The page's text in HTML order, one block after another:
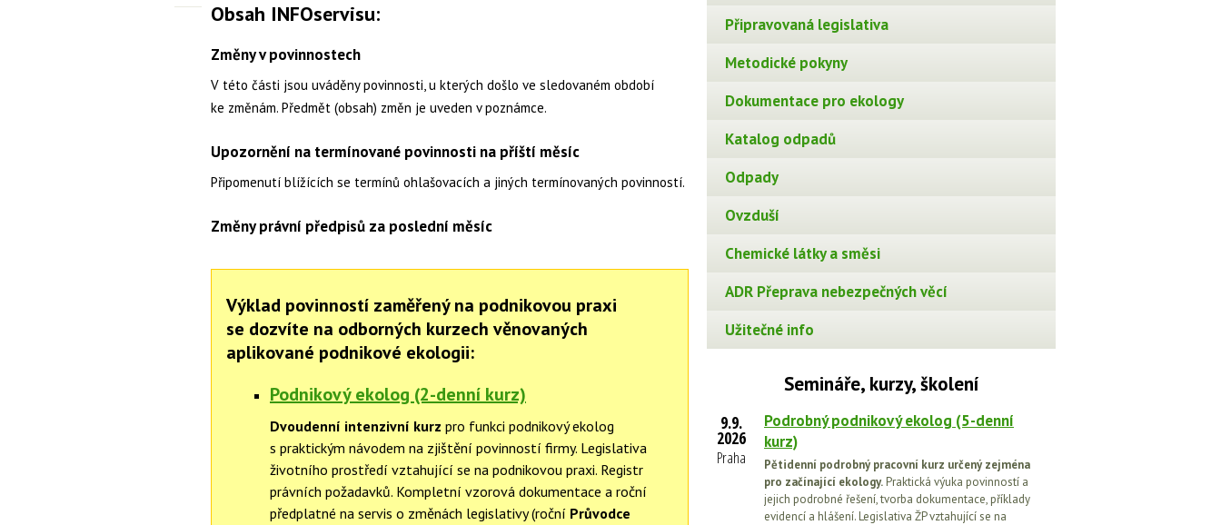
Obsah INFOservisu:
Změny v povinnostech
V této části jsou uváděny povinnosti, u kterých došlo ve sledovaném období
ke změnám. Předmět (obsah) změn je uveden v poznámce.
Upozornění na termínované povinnosti na příští měsíc
Připomenutí blížících se termínů ohlašovacích a jiných termínovaných povinností.
Změny právní předpisů za poslední měsíc
Výklad povinností zaměřený na podnikovou praxi
se dozvíte na odborných kurzech věnovaných
aplikované podnikové ekologii:
Podnikový ekolog (2-denní kurz)
Dvoudenní intenzivní kurz pro funkci podnikový ekolog
s praktickým návodem na zjištění povinností firmy. Legislativa
životního prostředí vztahující se na podnikovou praxi. Registr
právních požadavků. Kompletní vzorová dokumentace a roční
předplatné na servis o změnách legislativy (roční Průvodce
Připravovaná legislativa
Metodické pokyny
Dokumentace pro ekology
Katalog odpadů
Odpady
Ovzduší
Chemické látky a směsi
ADR Přeprava nebezpečných věcí
Užitečné info
Semináře, kurzy, školení
9.9.
2026
Praha
Podrobný podnikový ekolog (5-denní
kurz)
Pětidenní podrobný pracovní kurz určený zejména
pro začínající ekology. Praktická výuka povinností a
jejich podrobné řešení, tvorba dokumentace, příklady
evidencí a hlášení. Legislativa ŽP vztahující se na